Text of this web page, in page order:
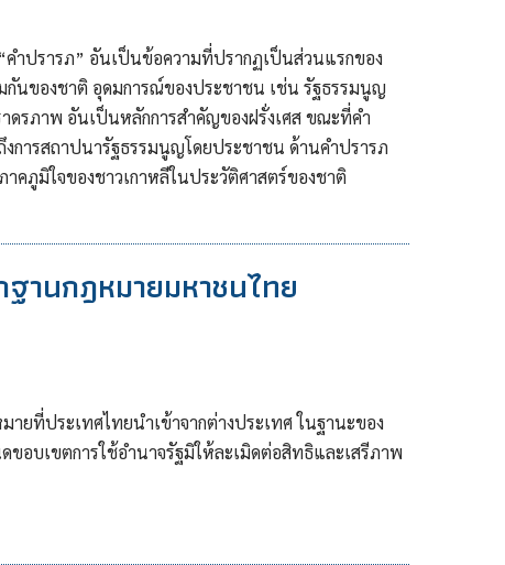
ำปรารภ” อันเป็นข้อความที่ปรากฏเป็นส่วนแรกของ
กันของชาติ อุดมการณ์ของประชาชน เช่น รัฐธรรมนูญ
ดรภาพ อันเป็นหลักการสำคัญของฝรั่งเศส ขณะที่คำ
การสถาปนารัฐธรรมนูญโดยประชาชน ด้านคำปรารภ
คภูมิใจของชาวเกาหลีในประวัติศาสตร์ของชาติ
ฐานกฎหมายมหาชนไทย
ยที่ประเทศไทยนำเข้าจากต่างประเทศ ในฐานะของ
อบเขตการใช้อำนาจรัฐมิให้ละเมิดต่อสิทธิและเสรีภาพ